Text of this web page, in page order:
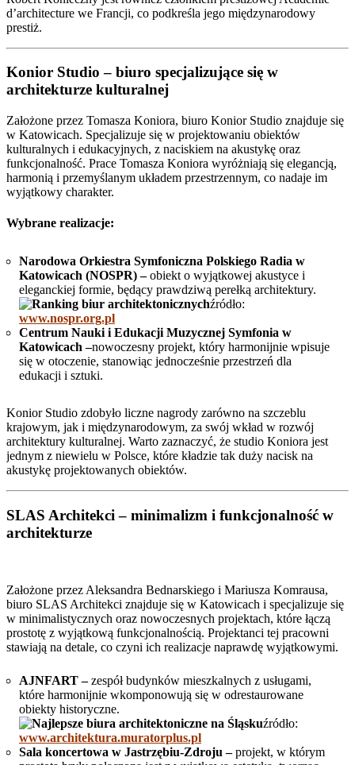
d’architecture we Francji, co podkreśla jego międzynarodowy
prestiż.
Konior Studio – biuro specjalizujące się w
architekturze kulturalnej
Założone przez Tomasza Koniora, biuro Konior Studio znajduje się
w Katowicach. Specjalizuje się w projektowaniu obiektów
kulturalnych i edukacyjnych, z naciskiem na akustykę oraz
funkcjonalność. Prace Tomasza Koniora wyróżniają się elegancją,
harmonią i przemyślanym układem przestrzennym, co nadaje im
wyjątkowy charakter.
Wybrane realizacje:
Narodowa Orkiestra Symfoniczna Polskiego Radia w
Katowicach (NOSPR) –obiekt o wyjątkowej akustyce i
eleganckiej formie, będący prawdziwą perełką architektury.
źródło:
www.nospr.org.pl
Centrum Nauki i Edukacji Muzycznej Symfonia w
Katowicach –nowoczesny projekt, który harmonijnie wpisuje
się w otoczenie, stanowiąc jednocześnie przestrzeń dla
edukacji i sztuki.
Konior Studio zdobyło liczne nagrody zarówno na szczeblu
krajowym, jak i międzynarodowym, za swój wkład w rozwój
architektury kulturalnej. Warto zaznaczyć, że studio Koniora jest
jednym z niewielu w Polsce, które kładzie tak duży nacisk na
akustykę projektowanych obiektów.
SLAS Architekci – minimalizm i funkcjonalność w
architekturze
Założone przez Aleksandra Bednarskiego i Mariusza Komrausa,
biuro SLAS Architekci znajduje się w Katowicach i specjalizuje się
w minimalistycznych oraz nowoczesnych projektach, które łączą
prostotę z wyjątkową funkcjonalnością. Projektanci tej pracowni
stawiają na detale, co czyni ich realizacje naprawdę wyjątkowymi.
AJNFART –zespół budynków mieszkalnych z usługami,
które harmonijnie wkomponowują się w odrestaurowane
obiekty historyczne.
źródło:
www.architektura.muratorplus.pl
Sala koncertowa w Jastrzębiu-Zdroju –projekt, w którym